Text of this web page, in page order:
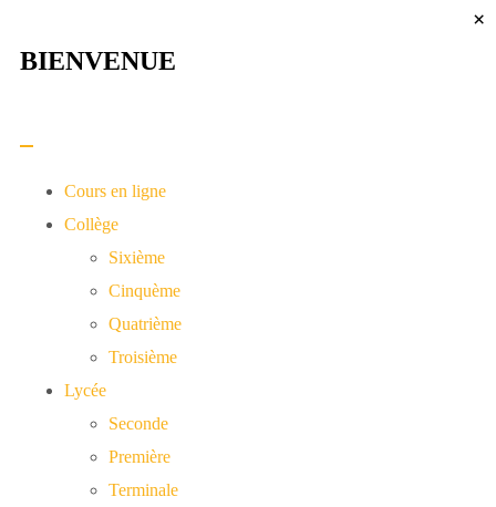
BIENVENUE​
Cours en ligne
Collège
Sixième
Cinquème
Quatrième
Troisième
Lycée
Seconde
Première
Terminale
×